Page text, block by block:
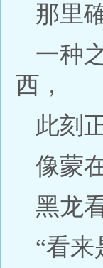
那里
一种
西，
此刻
像蒙
黑龙
“看来